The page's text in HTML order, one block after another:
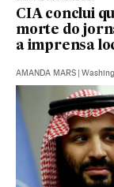
CIA conclui
morte do
a imprensa
AMANDA MARS |